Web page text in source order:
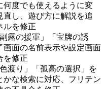
何度でも使えるように変
し、遊び方に解説を追
ルを修正
露の援軍」「宝牌の誘
画面の名前表示や設定画面
を修正
渡り」「孤高の選択」を
な検索に対応、フリテン